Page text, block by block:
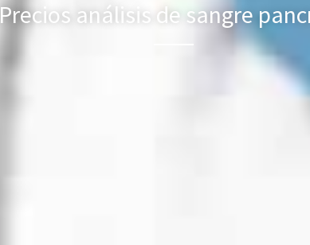
Precios análisis de sangre